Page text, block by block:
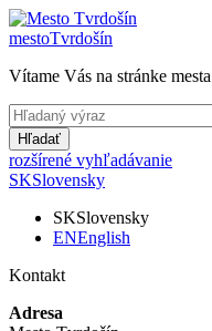
mestoTvrdošín
Vítame Vás na stránke
Hľadať
rozšírené vyhľadávanie
SKSlovensky
SKSlovensky
ENEnglish
Kontakt
Adresa